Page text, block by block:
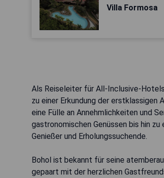
Villa Formosa
Als Reiseleiter für All-Inclusive-
zu einer Erkundung der
eine Fülle an Annehmlichkeiten und
gastronomischen Genüssen bis hin
Genießer und Erholungssuchende.
Bohol ist bekannt für seine
gepaart mit der herzlichen